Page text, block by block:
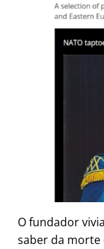
O fundador
saber da morte